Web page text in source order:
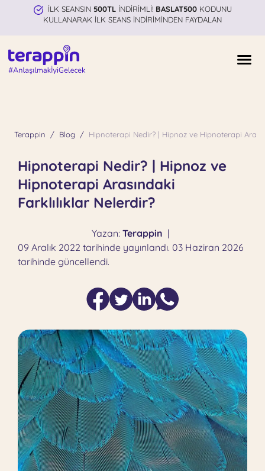
İLK SEANSIN 500TLİNDİRİMLİ! BASLAT500KODUNU
KULLANARAK İLK SEANS İNDİRİMİNDEN FAYDALAN
Terappin Blog Hipnoterapi Nedir? | Hipnoz ve Hipnoterapi
Hipnoterapi Nedir? | Hipnoz ve
Hipnoterapi Arasındaki
Farklılıklar Nelerdir?
Yazan: Terappin |
09 Aralık 2022 tarihinde yayınlandı. 03 Haziran 2026
tarihinde güncellendi.